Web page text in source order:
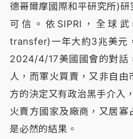
德哥爾摩國際和平研究所)
可信。依SIPRI，全球
transfer)一年大約3兆美元
2024/4/17美國國會的對話
人，而軍火買賣，又非自由
方的決定又有政治黑手介入
火賣方國家及廠商，又居寡
是必然的結果。